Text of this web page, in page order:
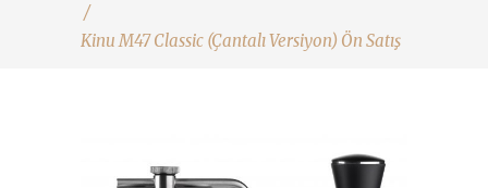
/
Kinu M47 Classic (Çantalı Versiyon) Ön Satış